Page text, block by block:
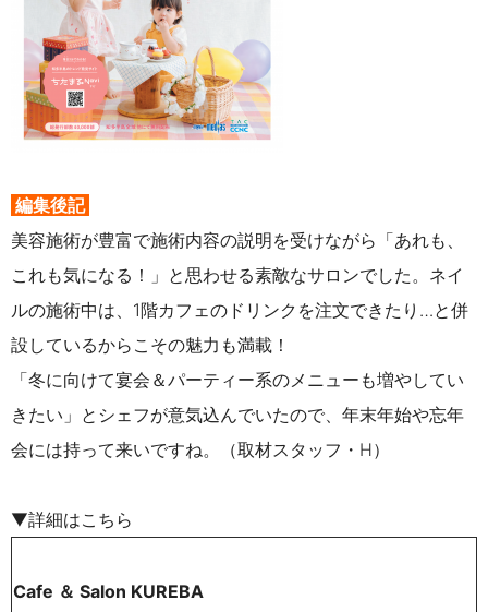
編集後記
美容施術が豊富で施術内容の説明を受けながら「あれも、
これも気になる！」と思わせる素敵なサロンでした。ネイ
ルの施術中は、1階カフェのドリンクを注文できたり…と併
設しているからこその魅力も満載！
「冬に向けて宴会＆パーティー系のメニューも増やしてい
きたい」とシェフが意気込んでいたので、年末年始や忘年
会には持って来いですね。（取材スタッフ・H）
▼詳細はこちら
Cafe ＆ Salon KUREBA